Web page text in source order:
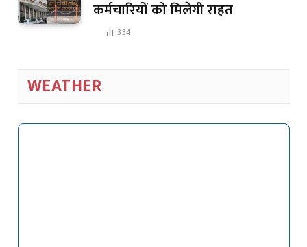
कर्मचारियों को मिलेगी राहत
334
WEATHER